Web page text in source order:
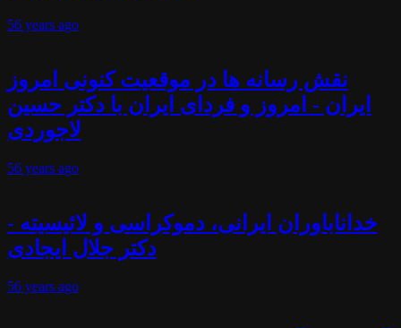
56 years ago
نقش رسانه ها در موقعیت کنونی امروز
ایران - امروز و فردای ایران با دکتر حسین
لاجوردی
56 years ago
خداناباوران ایرانی، دموکراسی و لائیسیته -
دکتر جلال ایجادی
56 years ago